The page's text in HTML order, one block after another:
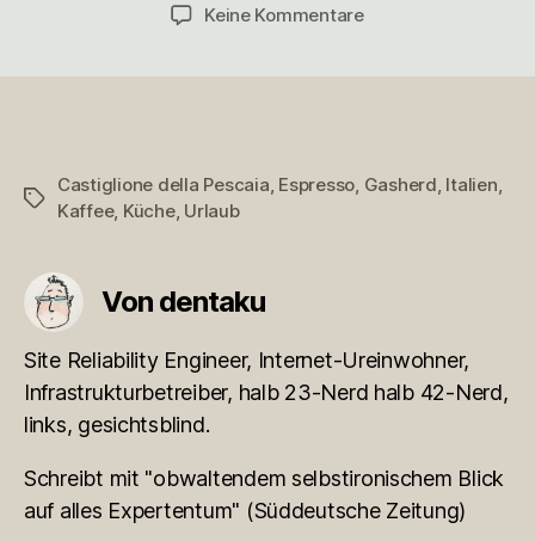
Keine Kommentarezu
Schlagwörter
Castiglione della Pescaia Espresso Gasherd Italien
Kaffee, Küche, Urlaub
Von dentaku
Site Reliability Engineer, Internet-Ureinwohner,
Infrastrukturbetreiber, halb 23-Nerd halb 42-Nerd,
links, gesichtsblind.
Schreibt mit "obwaltendem selbstironischem Blick
auf alles Expertentum" (Süddeutsche Zeitung)